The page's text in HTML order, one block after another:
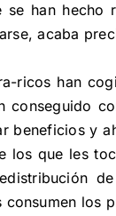
han
acaba
ricos han
beneficios y
los que les